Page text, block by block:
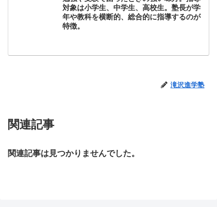
対象は小学生、中学生、高校生。塾長が学
年や教科を横断的、総合的に指導するのが
特徴。
滝沢進学塾
関連記事
関連記事は見つかりませんでした。